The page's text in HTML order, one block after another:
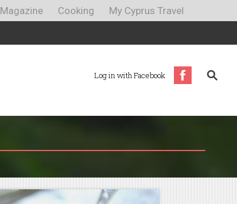
Magazine Cooking My Cyprus Travel
Log in with Facebook